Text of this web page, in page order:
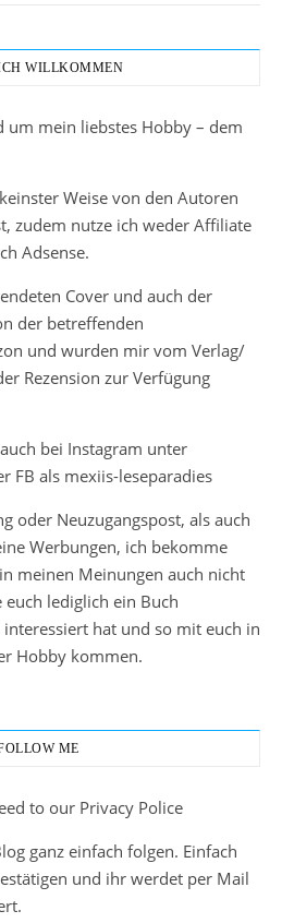
WILLKOMMEN
um mein liebstes Hobby – dem
Weise von den Autoren
zudem nutze ich weder Affiliate
Adsense.
Cover und auch der
der betreffenden
und wurden mir vom Verlag/
Rezension zur Verfügung
bei Instagram unter
FB als mexiis-leseparadies
oder Neuzugangspost, als auch
Werbungen, ich bekomme
meinen Meinungen auch nicht
lediglich ein Buch
hat und so mit euch in
Hobby kommen.
ME
to our Privacy Police
ganz einfach folgen. Einfach
und ihr werdet per Mail